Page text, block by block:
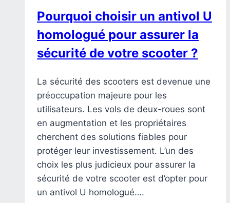
Pourquoi choisir un antivol U
homologué pour assurer la
sécurité de votre scooter ?
La sécurité des scooters est devenue une
préoccupation majeure pour les
utilisateurs. Les vols de deux-roues sont
en augmentation et les propriétaires
cherchent des solutions fiables pour
protéger leur investissement. L’un des
choix les plus judicieux pour assurer la
sécurité de votre scooter est d’opter pour
un antivol U homologué….